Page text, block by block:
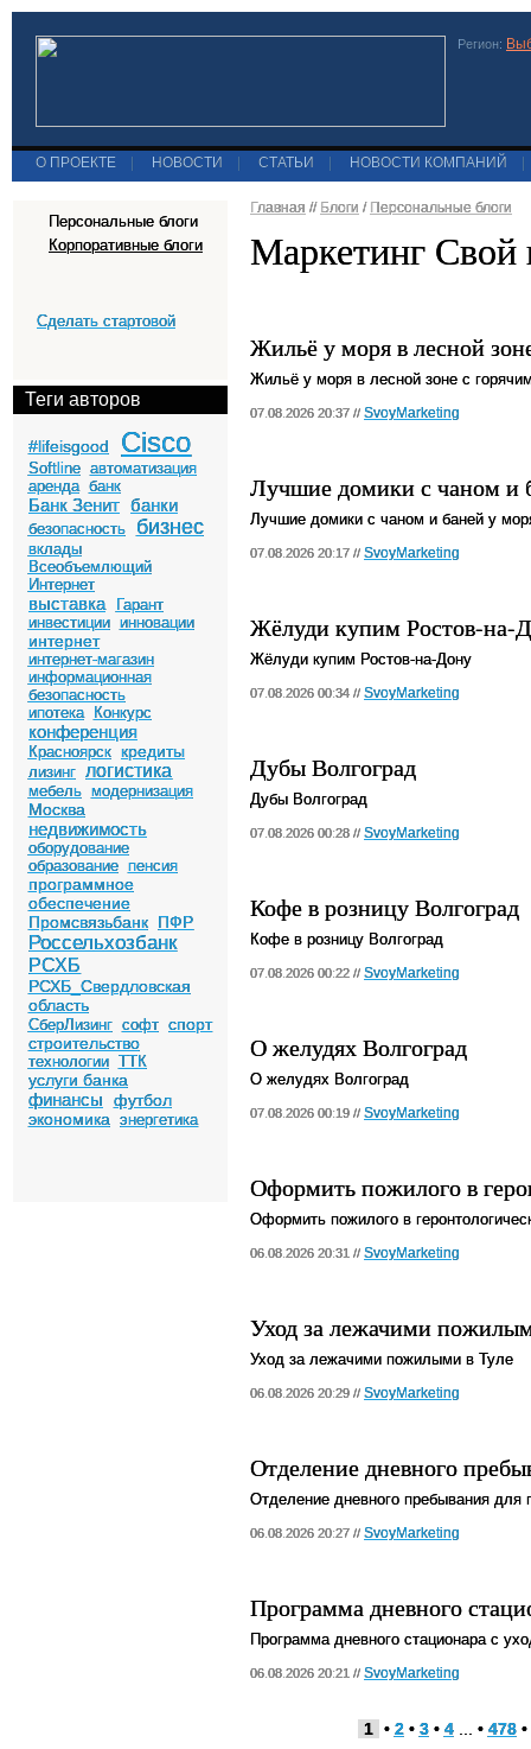
Регион:
О ПРОЕКТЕ НОВОСТИ СТАТЬИ НОВОСТИ КОМПАНИЙ
Персональные блоги
Корпоративные блоги
Сделать стартовой
Теги авторов
#lifeisgood Cisco
Softline автоматизация
аренда банк
Банк Зенит банки
безопасность бизнес
вклады
Всеобъемлющий
Интернет
выставка
Гарант
инвестиции инновации
интернет
интернет-магазин
информационная
безопасность
ипотека
Конкурс
конференция
Красноярск кредиты
лизинг логистика
мебель модернизация
Москва
недвижимость
оборудование
образование пенсия
программное
обеспечение
Промсвязьбанк ПФР
Россельхозбанк
РСХБ
РСХБ_Свердловская
область
СберЛизинг софт спорт
строительство
технологии ТТК
услуги банка
финансы
футбол
экономика
энергетика
Главная // Блоги / Персональные блоги
Маркетинг Свой
Жильё у моря в лесной
Жильё у моря в лесной зоне с
07.08.2026 20:37 // SvoyMarketing
Лучшие домики с чаном и
Лучшие домики с чаном и баней у
07.08.2026 20:17 // SvoyMarketing
Жёлуди купим Ростов-на-
Жёлуди купим Ростов-на-Дону
07.08.2026 00:34 // SvoyMarketing
Дубы Волгоград
Дубы Волгоград
07.08.2026 00:28 // SvoyMarketing
Кофе в розницу Волгоград
Кофе в розницу Волгоград
07.08.2026 00:22 // SvoyMarketing
О желудях Волгоград
О желудях Волгоград
07.08.2026 00:19 // SvoyMarketing
Оформить пожилого в
Оформить пожилого в
06.08.2026 20:31 // SvoyMarketing
Уход за лежачими
Уход за лежачими пожилыми в Туле
06.08.2026 20:29 // SvoyMarketing
Отделение дневного
Отделение дневного пребывания для
06.08.2026 20:27 // SvoyMarketing
Программа дневного
Программа дневного стационара с
06.08.2026 20:21 // SvoyMarketing
1 • 2• 3• 4... • 478•